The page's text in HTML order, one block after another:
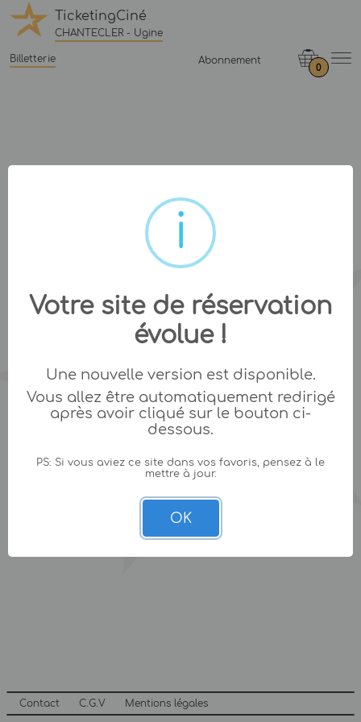
TicketingCiné
CHANTECLER - Ugine
Billetterie Abonnement
0
Contact C.G.V Mentions légales
Votre site de réservation
évolue !
Une nouvelle version est disponible.
Vous allez être automatiquement redirigé
après avoir cliqué sur le bouton ci-
dessous.
PS: Si vous aviez ce site dans vos favoris, pensez à le
mettre à jour.
OK